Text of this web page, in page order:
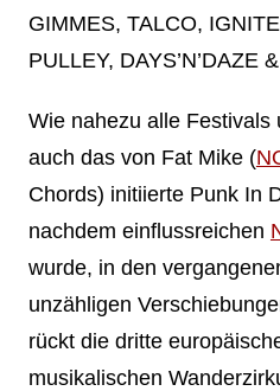
GIMMES, TALCO,
PULLEY, DAYS’N’DAZE
Wie nahezu alle Festivals
auch das von Fat Mike (
Chords) initiierte Punk In
nachdem einflussreichen
wurde, in den
unzähligen
rückt die dritte
musikalischen